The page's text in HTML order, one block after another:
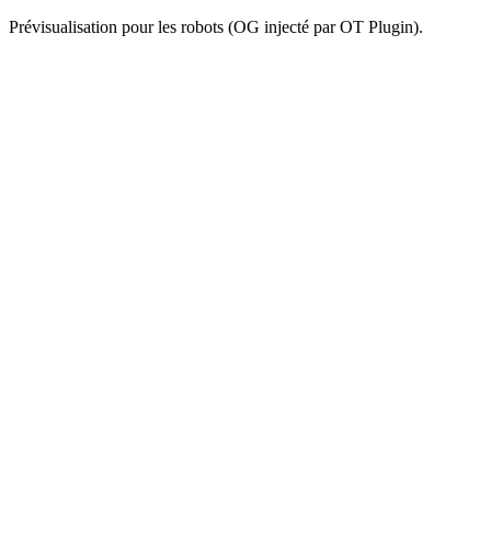
Prévisualisation pour les robots (OG injecté par OT Plugin).